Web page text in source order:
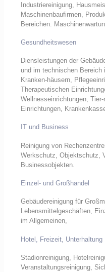
Industriereinigung,
Maschinenbaufirmen,
Bereichen.
Gesundheitswesen
Diensleistungen der
und im technischen Bereich
Kranken-häusern,
Therapeutischen
Wellnesseinrichtungen,
Einrichtungen,
IT und Business
Reinigung von
Werkschutz, Objektschutz,
Businessobjekten.
Einzel- und Großhandel
Gebäudereinigung für
Lebensmittelgeschäften,
im Allgemeinen,
Hotel, Freizeit, Unterhaltung
Stadionreinigung,
Veranstaltungsreinigung,